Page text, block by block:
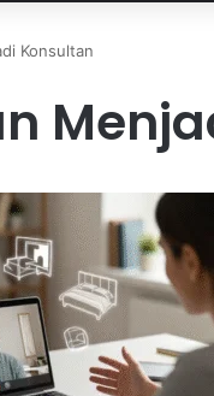
Konsultan